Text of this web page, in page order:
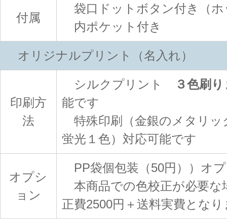
付属
袋口ドットボタン付き（ホ
内ポケット付き
オリジナルプリント（名入れ）
印刷方
法
シルクプリント
３色刷
能です
特殊印刷（金銀のメタリッ
蛍光１色）対応可能です
オプシ
ョン
PP袋個包装（50円））オ
本商品での色校正が必要な
正費2500円＋送料実費とな